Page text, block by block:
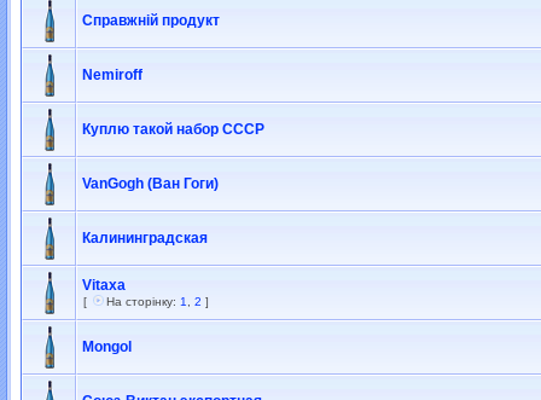
Справжній продукт
Nemiroff
Куплю такой набор СССР
VanGogh (Ван Гоги)
Калининградская
Vitaxa
[ На сторінку: 1 2 ]
Mongol